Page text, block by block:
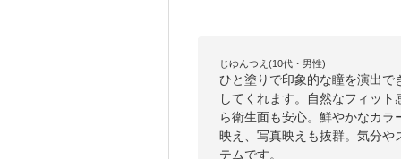
じゆんつえ(10代・男性)
ひと塗りで印象的な瞳を演出
してくれます。自然なフィッ
ら衛生面も安心。鮮やかなカ
映え、写真映えも抜群。気分
テムです。